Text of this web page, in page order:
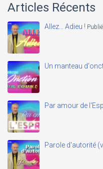
Articles Récents
Allez... Adieu !
Un manteau
Par amour de
Parole d'autorité